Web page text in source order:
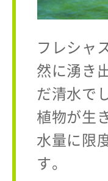
フレシャ
然に湧き
だ清水で
植物が生
水量に限
す。